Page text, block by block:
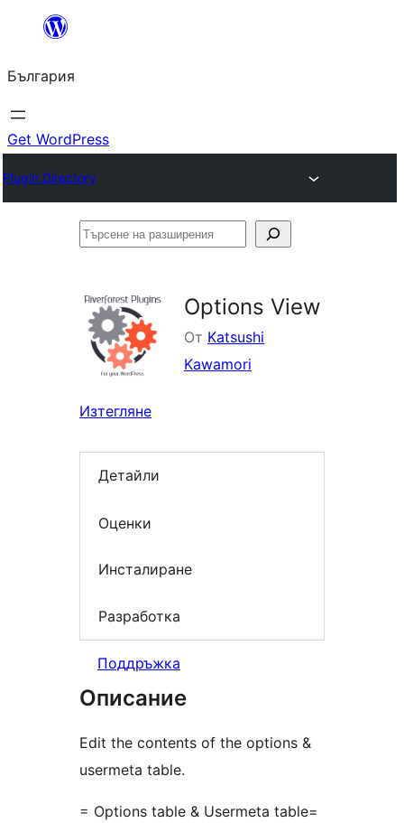
България
Get WordPress
Plugin Directory
Търсене
Options View
От Katsushi
Kawamori
Изтегляне
Детайли
Оценки
Инсталиране
Разработка
Поддръжка
Описание
Edit the contents of the options &
usermeta table.
= Options table & Usermeta table=